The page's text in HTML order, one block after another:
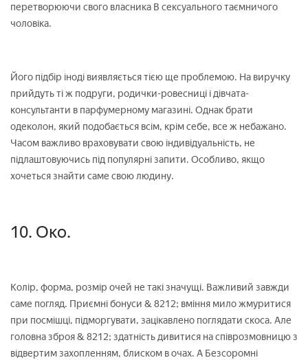
перетворюючи свого власника В сексуального таємничого
чоловіка.
Його підбір іноді виявляється тією ще проблемою. На виручку
прийдуть ті ж подруги, родички-ровесниці і дівчата-
консультанти в парфумерному магазині. Однак брати
одеколон, який подобається всім, крім себе, все ж небажано.
Часом важливо враховувати свою індивідуальність, не
підлаштовуючись під популярні запити. Особливо, якщо
хочеться знайти саме свою людину.
10. Око.
Колір, форма, розмір очей не такі значущі. Важливий завжди
саме погляд. Приємні бонуси & 8212; вміння мило жмуритися
при посмішці, підморгувати, зацікавлено поглядати скоса. Але
головна зброя & 8212; здатність дивитися на співрозмовницю з
відвертим захопленням, блиском в очах. А Безсоромні